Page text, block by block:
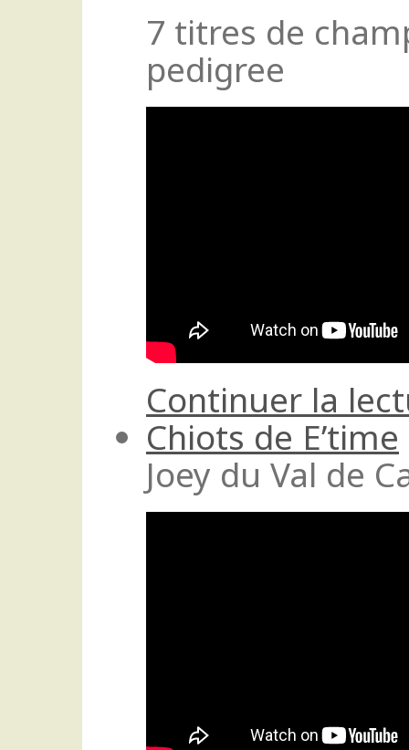
7 titres de
pedigree
Continuer la
Chiots de E’time
Joey du Val de